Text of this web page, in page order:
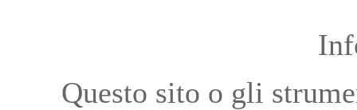
Questo sito o gli